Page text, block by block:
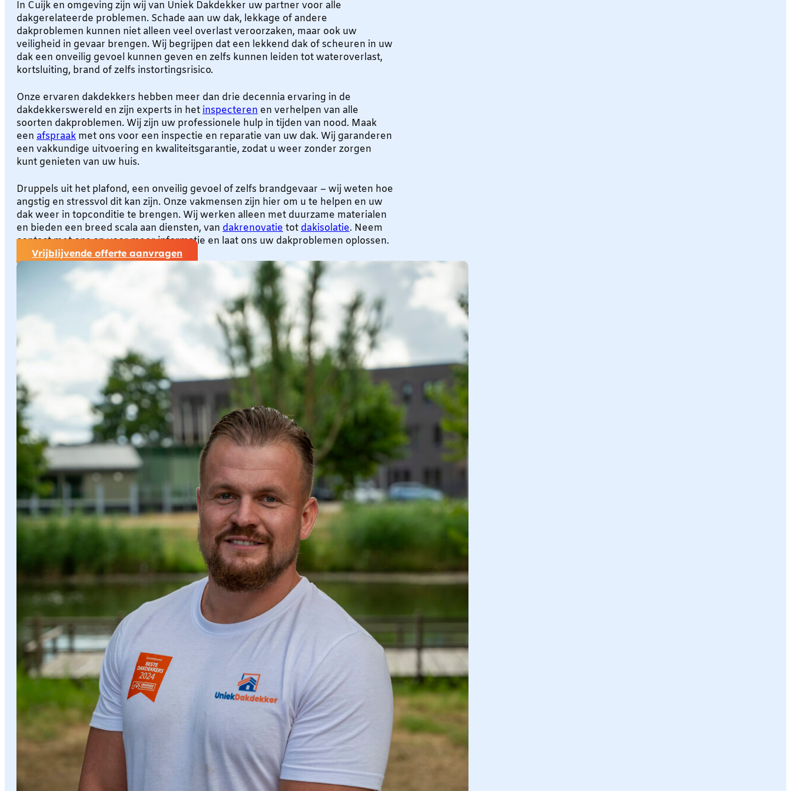
In Cuijk en omgeving zijn wij van Uniek Dakdekker uw partner voor alle
dakgerelateerde problemen. Schade aan uw dak, lekkage of andere
dakproblemen kunnen niet alleen veel overlast veroorzaken, maar ook uw
veiligheid in gevaar brengen. Wij begrijpen dat een lekkend dak of scheuren in uw
dak een onveilig gevoel kunnen geven en zelfs kunnen leiden tot wateroverlast,
kortsluiting, brand of zelfs instortingsrisico.
Onze ervaren dakdekkers hebben meer dan drie decennia ervaring in de
dakdekkerswereld en zijn experts in het inspecteren en verhelpen van alle
soorten dakproblemen. Wij zijn uw professionele hulp in tijden van nood. Maak
een afspraak met ons voor een inspectie en reparatie van uw dak. Wij garanderen
een vakkundige uitvoering en kwaliteitsgarantie, zodat u weer zonder zorgen
kunt genieten van uw huis.
Druppels uit het plafond, een onveilig gevoel of zelfs brandgevaar – wij weten hoe
angstig en stressvol dit kan zijn. Onze vakmensen zijn hier om u te helpen en uw
dak weer in topconditie te brengen. Wij werken alleen met duurzame materialen
en bieden een breed scala aan diensten, van dakrenovatie tot dakisolatie. Neem
contact met ons op voor meer informatie en laat ons uw dakproblemen oplossen.
Vrijblijvende offerte aanvragen